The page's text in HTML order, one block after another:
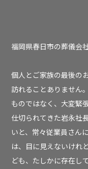
福岡県春日市の葬儀会
個人とご家族の最後の
訪れることありません
ものではなく、大変緊
仕切られてきた岩永社
いと、常々従業員さん
は、目に見えないけれ
ども、たしかに存在し